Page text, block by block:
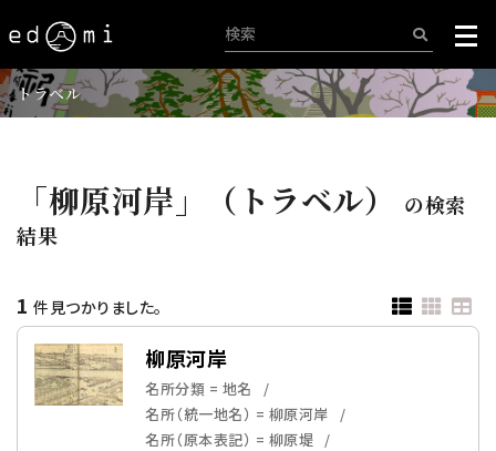
トラベル
「柳原河岸」（トラベル）
の検索
結果
1 件見つかりました。
柳原河岸
名所分類 = 地名
名所（統一地名） = 柳原河岸
名所（原本表記） = 柳原堤